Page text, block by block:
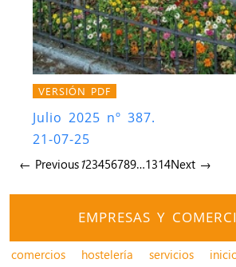
VERSIÓN PDF
Julio 2025 nº 387.
21-07-25
← Previous123456789…1314Next →
EMPRESAS Y
comercios hostelería servicios